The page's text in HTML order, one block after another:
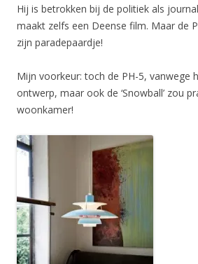
Hij is betrokken bij de politiek als
maakt zelfs een Deense film. Maar de
zijn paradepaardje!
Mijn voorkeur: toch de PH-5, vanwege
ontwerp, maar ook de ‘Snowball’ zou
woonkamer!